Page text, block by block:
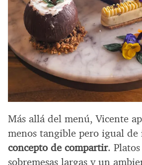
Más allá del menú, Vicente
menos tangible pero igual
concepto de compartir.
sobremesas largas y un